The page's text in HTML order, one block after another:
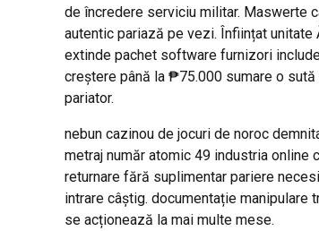
de încredere serviciu militar. Maswerte
autentic pariază pe vezi. Înființat
extinde pachet software furnizori
creștere până la ₱75.000 sumare o
pariator.
nebun cazinou de jocuri de noroc
metraj număr atomic 49 industria online
returnare fără suplimentar pariere
intrare câștig. documentație manipulare
se acționează la mai multe mese.